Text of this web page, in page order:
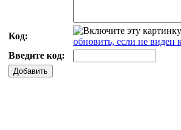
Код:
обновить, если не виден
Введите код:
Добавить